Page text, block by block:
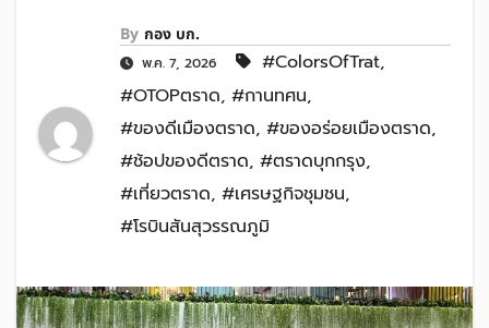
By กอง บก.
พ.ค. 7, 2026 #ColorsOfTrat,
#OTOPตราด, #กานทศน,
#ของดีเมืองตราด, #ของอร่อยเมืองตราด,
#ช้อปของดีตราด, #ตราดบุกกรุง,
#เที่ยวตราด, #เศรษฐกิจชุมชน,
#โรบินสันสุวรรณภูมิ